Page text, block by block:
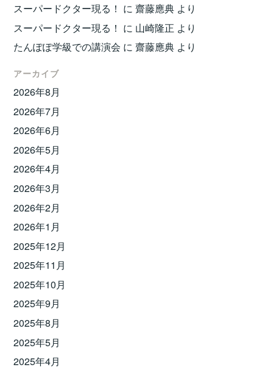
スーパードクター現る！ に齋藤應典 より
スーパードクター現る！ に 山崎隆正 より
たんぽぽ学級での講演会 に齋藤應典 より
アーカイブ
2026年8月
2026年7月
2026年6月
2026年5月
2026年4月
2026年3月
2026年2月
2026年1月
2025年12月
2025年11月
2025年10月
2025年9月
2025年8月
2025年5月
2025年4月